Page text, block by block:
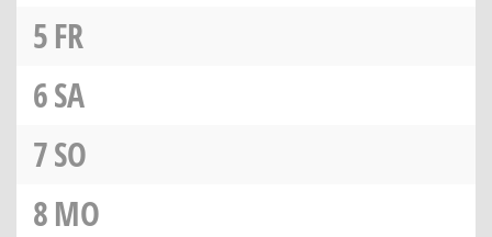
5FR
6SA
7SO
8MO